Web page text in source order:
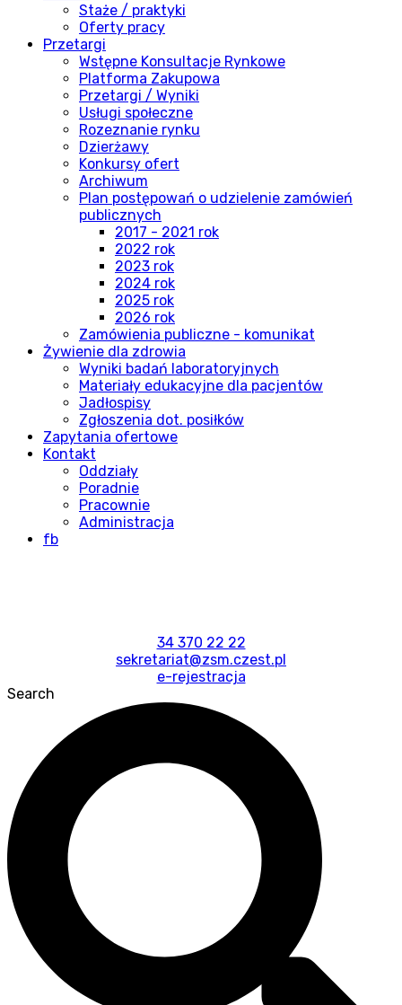
Staże / praktyki
Oferty pracy
Przetargi
Wstępne Konsultacje Rynkowe
Platforma Zakupowa
Przetargi / Wyniki
Usługi społeczne
Rozeznanie rynku
Dzierżawy
Konkursy ofert
Archiwum
Plan postępowań o udzielenie zamówień
publicznych
2017 - 2021 rok
2022 rok
2023 rok
2024 rok
2025 rok
2026 rok
Zamówienia publiczne - komunikat
Żywienie dla zdrowia
Wyniki badań laboratoryjnych
Materiały edukacyjne dla pacjentów
Jadłospisy
Zgłoszenia dot. posiłków
Zapytania ofertowe
Kontakt
Oddziały
Poradnie
Pracownie
Administracja
fb
34 370 22 22
sekretariat@zsm.czest.pl
e-rejestracja
Search